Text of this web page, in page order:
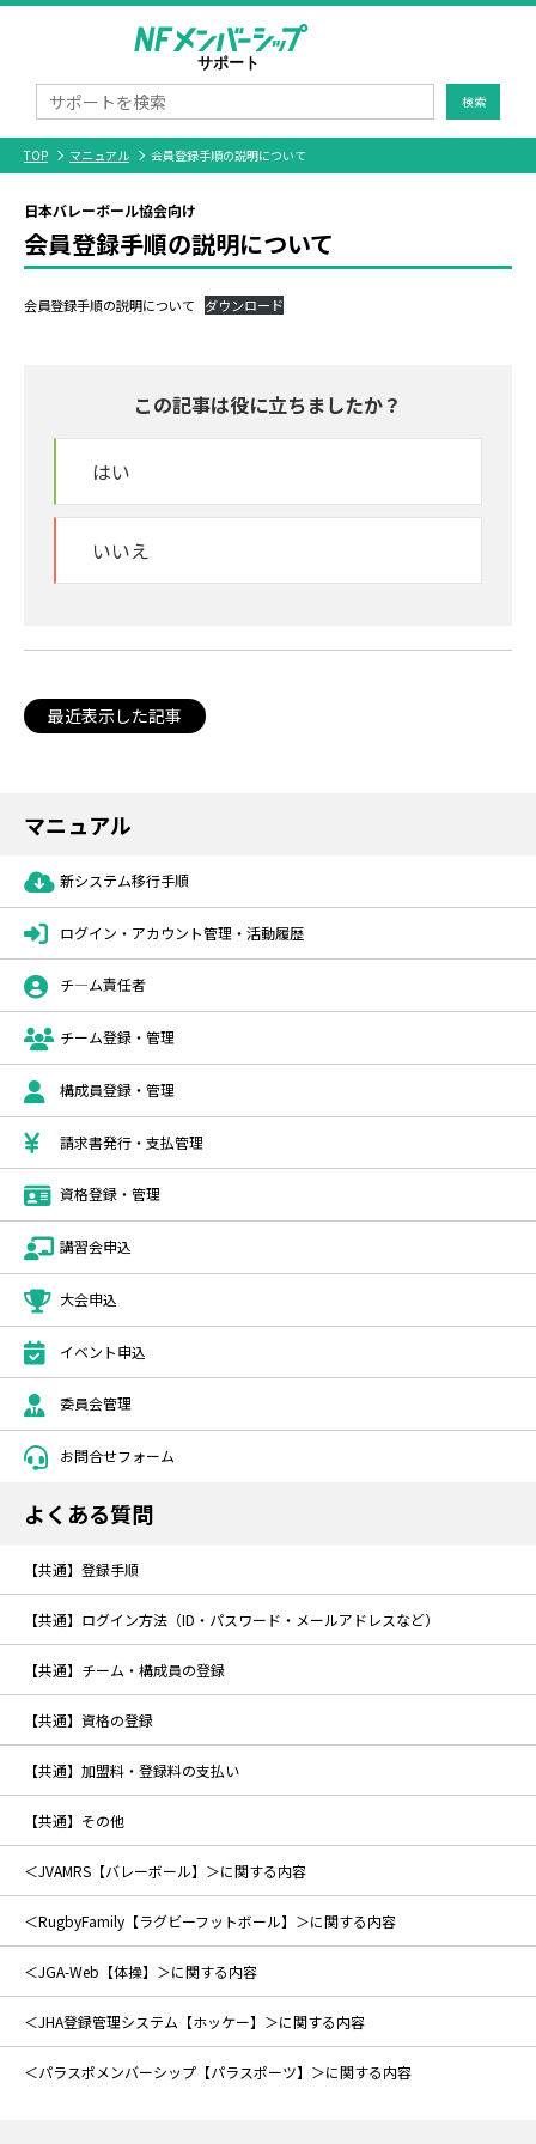
検索
TOP マニュアル 会員登録手順の説明について
日本バレーボール協会向け
会員登録手順の説明について
会員登録手順の説明について ダウンロード
この記事は役に立ちましたか？
はい
いいえ
最近表示した記事
マニュアル
新システム移行手順
ログイン・アカウント管理・活動履歴
チ―ム責任者
チーム登録・管理
構成員登録・管理
請求書発行・支払管理
資格登録・管理
講習会申込
大会申込
イベント申込
委員会管理
お問合せフォーム
よくある質問
【共通】登録手順
【共通】ログイン方法（ID・パスワード・メールアドレスなど）
【共通】チーム・構成員の登録
【共通】資格の登録
【共通】加盟料・登録料の支払い
【共通】その他
＜JVAMRS【バレーボール】＞に関する内容
＜RugbyFamily【ラグビーフットボール】＞に関する内容
＜JGA-Web【体操】＞に関する内容
＜JHA登録管理システム【ホッケー】＞に関する内容
＜パラスポメンバーシップ【パラスポーツ】＞に関する内容